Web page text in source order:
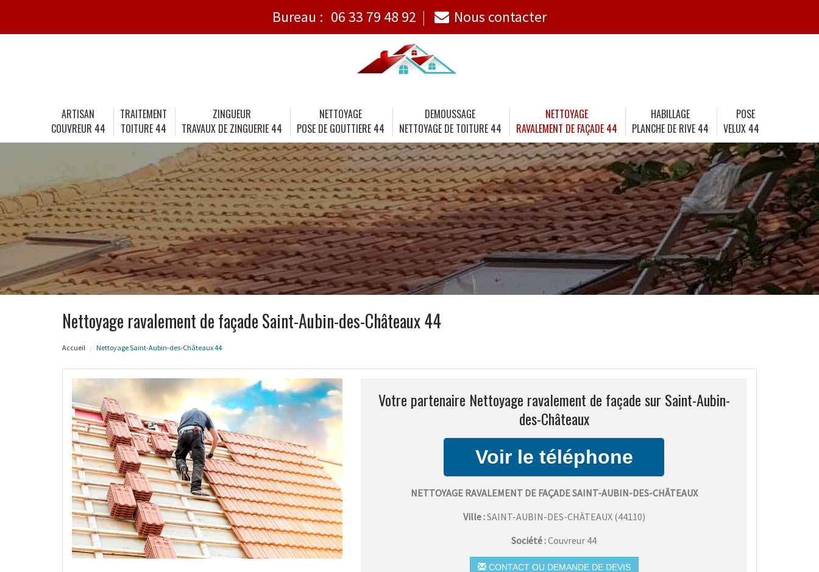
Bureau : 06 33 79 48 92 Nous contacter
ARTISAN
COUVREUR 44
TRAITEMENT
TOITURE 44
ZINGUEUR
TRAVAUX DE ZINGUERIE 44
NETTOYAGE
POSE DE GOUTTIERE 44
DEMOUSSAGE
NETTOYAGE DE TOITURE 44
NETTOYAGE
RAVALEMENT DE FAÇADE 44
HABILLAGE
PLANCHE DE RIVE 44
POSE
VELUX 44
Nettoyage ravalement de façade Saint-Aubin-des-Châteaux 44
Accueil Nettoyage Saint-Aubin-des-Châteaux 44
Votre partenaire Nettoyage ravalement de façade sur Saint-Aubin-
des-Châteaux
NETTOYAGE RAVALEMENT DE FAÇADE SAINT-AUBIN-DES-CHÂTEAUX
Ville :SAINT-AUBIN-DES-CHÂTEAUX(44110)
Société :Couvreur 44
CONTACT OU DEMANDE DE DEVIS